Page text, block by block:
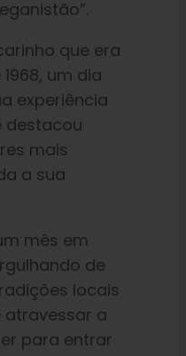
que era
um dia
experiência
destacou
mais
a sua
mês em
de
locais
atravessar a
para entrar